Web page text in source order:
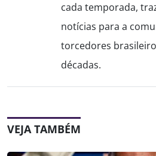
cada temporada,
notícias para a
torcedores
décadas.
VEJA TAMBÉM